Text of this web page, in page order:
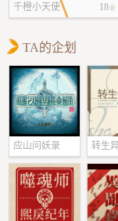
级（指长度）漫画哒!
千橙小天使 18
TA的企划
应山问妖录
转生
但现